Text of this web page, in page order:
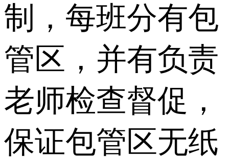
制，每班分有包
管区，并有负责
老师检查督促，
保证包管区无纸